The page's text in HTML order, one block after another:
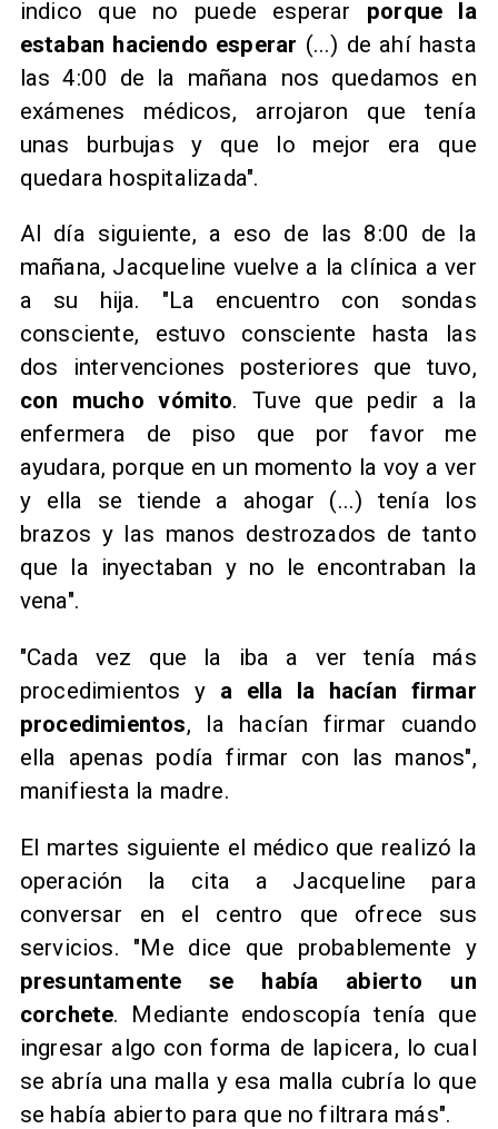
indico que no puede esperar porque la
estaban haciendo esperar (...) de ahí hasta
las 4:00 de la mañana nos quedamos en
exámenes médicos, arrojaron que tenía
unas burbujas y que lo mejor era que
quedara hospitalizada".
Al día siguiente, a eso de las 8:00 de la
mañana, Jacqueline vuelve a la clínica a ver
a su hija. "La encuentro con sondas
consciente, estuvo consciente hasta las
dos intervenciones posteriores que tuvo,
con mucho vómito. Tuve que pedir a la
enfermera de piso que por favor me
ayudara, porque en un momento la voy a ver
y ella se tiende a ahogar (...) tenía los
brazos y las manos destrozados de tanto
que la inyectaban y no le encontraban la
vena".
"Cada vez que la iba a ver tenía más
procedimientos y a ella la hacían firmar
procedimientos, la hacían firmar cuando
ella apenas podía firmar con las manos",
manifiesta la madre.
El martes siguiente el médico que realizó la
operación la cita a Jacqueline para
conversar en el centro que ofrece sus
servicios. "Me dice que probablemente y
presuntamente se había abierto un
corchete. Mediante endoscopía tenía que
ingresar algo con forma de lapicera, lo cual
se abría una malla y esa malla cubría lo que
se había abierto para que no filtrara más".